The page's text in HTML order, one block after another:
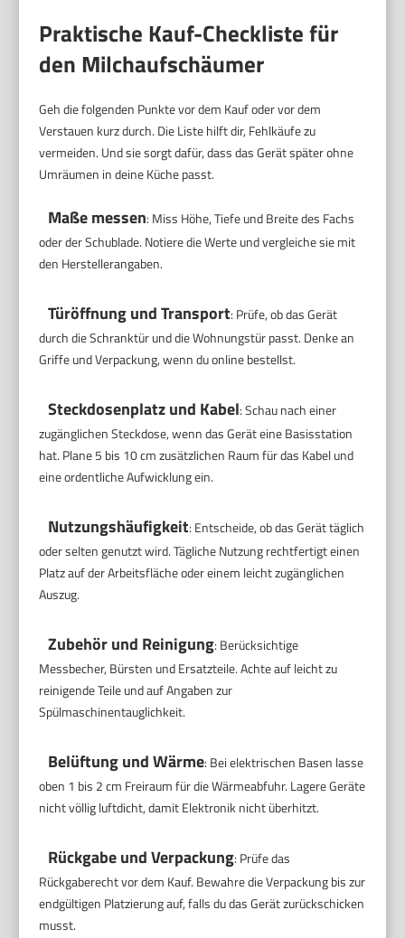
Praktische Kauf-Checkliste für
den Milchaufschäumer
Geh die folgenden Punkte vor dem Kauf oder vor dem
Verstauen kurz durch. Die Liste hilft dir, Fehlkäufe zu
vermeiden. Und sie sorgt dafür, dass das Gerät später ohne
Umräumen in deine Küche passt.
Maße messen: Miss Höhe, Tiefe und Breite des Fachs
oder der Schublade. Notiere die Werte und vergleiche sie mit
den Herstellerangaben.
Türöffnung und Transport: Prüfe, ob das Gerät
durch die Schranktür und die Wohnungstür passt. Denke an
Griffe und Verpackung, wenn du online bestellst.
Steckdosenplatz und Kabel: Schau nach einer
zugänglichen Steckdose, wenn das Gerät eine Basisstation
hat. Plane 5 bis 10 cm zusätzlichen Raum für das Kabel und
eine ordentliche Aufwicklung ein.
Nutzungshäufigkeit: Entscheide, ob das Gerät täglich
oder selten genutzt wird. Tägliche Nutzung rechtfertigt einen
Platz auf der Arbeitsfläche oder einem leicht zugänglichen
Auszug.
Zubehör und Reinigung: Berücksichtige
Messbecher, Bürsten und Ersatzteile. Achte auf leicht zu
reinigende Teile und auf Angaben zur
Spülmaschinentauglichkeit.
Belüftung und Wärme: Bei elektrischen Basen lasse
oben 1 bis 2 cm Freiraum für die Wärmeabfuhr. Lagere Geräte
nicht völlig luftdicht, damit Elektronik nicht überhitzt.
Rückgabe und Verpackung: Prüfe das
Rückgaberecht vor dem Kauf. Bewahre die Verpackung bis zur
endgültigen Platzierung auf, falls du das Gerät zurückschicken
musst.